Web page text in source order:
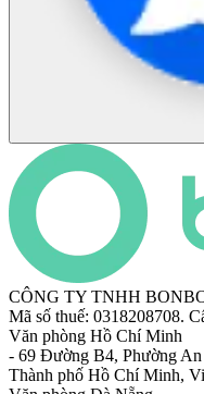
CÔNG TY TNHH
Mã số thuế: 0318208708.
Văn phòng Hồ Chí Minh
- 69 Đường B4, Phường
Thành phố Hồ Chí Minh,